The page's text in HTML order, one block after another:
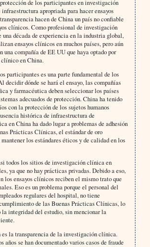
de los participantes en investigación
apropriada para hacer ensayos
hacen de China un país no confiable
clínicos. Como profesional de investigación
década de experiencia en la industria global,
ensayos clínicos en muchos países, pero aún
una compañía de EE UU que haya optado por
clínico en China.
participantes es una parte fundamental de los
decidir dónde se hará el ensayo, las compañías
y farmacéutica deben seleccionar los países
adecuados de protección. China ha tenido
con la protección de los sujetos humanos
histórica de infraestructura de
en China ha dado lugar a problemas de adhesión
Prácticas Clínicas, el estándar de oro
los estándares éticos y de calidad en los
todos los sitios de investigación clínica en
ya que no hay prácticas privadas. Debido a eso,
los ensayos clínicos reciben el mismo trato que
Eso es un problema porque el personal del
regulares del hospital, no tiene
de las Buenas Prácticas Clínicas, lo
la integridad del estudio, sin mencionar la
es la transparencia de la investigación clínica.
años se han documentado varios casos de fraude